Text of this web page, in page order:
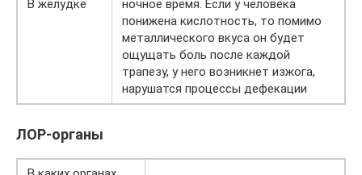
В желудке
ночное время. Если у человека
понижена кислотность, то помимо
металлического вкуса он будет
ощущать боль после каждой
трапезу, у него возникнет изжога,
нарушатся процессы дефекации
ЛОР-органы